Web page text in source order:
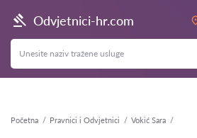
Odvjetnici-hr.com
Početna Pravnici i Odvjetnici Vokić Sara
Natrag